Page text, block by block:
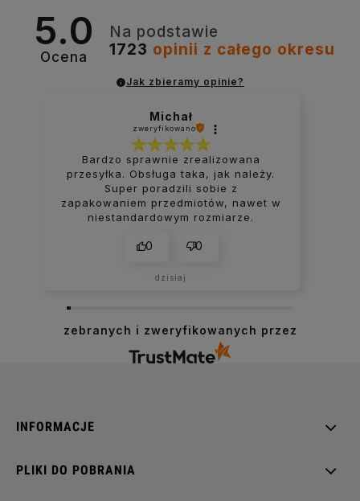
5.0
Ocena
Na podstawie
1723 opinii z całego okresu
Jak zbieramy opinie?
Michał
zweryfikowano
Bardzo sprawnie zrealizowana
przesyłka. Obsługa taka, jak należy.
Super poradzili sobie z
zapakowaniem przedmiotów, nawet w
niestandardowym rozmiarze.
0 0
dzisiaj
zebranych i zweryfikowanych przez
INFORMACJE
PLIKI DO POBRANIA